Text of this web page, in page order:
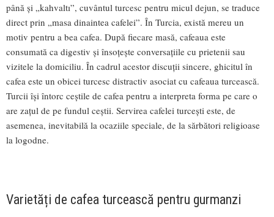
până și „kahvaltı”, cuvântul turcesc pentru micul dejun, se traduce
direct prin „masa dinaintea cafelei”. În Turcia, există mereu un
motiv pentru a bea cafea. După fiecare masă, cafeaua este
consumată ca digestiv și însoțește conversațiile cu prietenii sau
vizitele la domiciliu. În cadrul acestor discuții sincere, ghicitul în
cafea este un obicei turcesc distractiv asociat cu cafeaua turcească.
Turcii își întorc ceștile de cafea pentru a interpreta forma pe care o
are zațul de pe fundul ceștii. Servirea cafelei turcești este, de
asemenea, inevitabilă la ocaziile speciale, de la sărbători religioase
la logodne.
Varietăți de cafea turcească pentru gurmanzi